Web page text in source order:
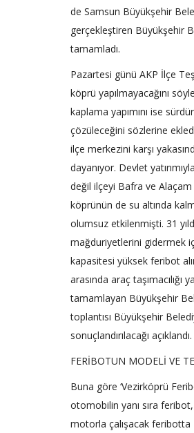
de Samsun Büyükşehir
gerçekleştiren Büyükşehir
tamamladı.
Pazartesi günü AKP İlçe
köprü yapılmayacağını
kaplama yapımını ise
çözüleceğini sözlerine
ilçe merkezini karşı
dayanıyor. Devlet
değil ilçeyi Bafra ve Alaçam
köprünün de su altında
olumsuz etkilenmişti. 31
mağduriyetlerini gidermek
kapasitesi yüksek feribot
arasında araç taşımacılığı
tamamlayan Büyükşehir
toplantısı Büyükşehir
sonuçlandırılacağı açıklandı.
FERİBOTUN MODELİ VE
Buna göre ‘Vezirköprü
otomobilin yanı sıra
motorla çalışacak feribotta